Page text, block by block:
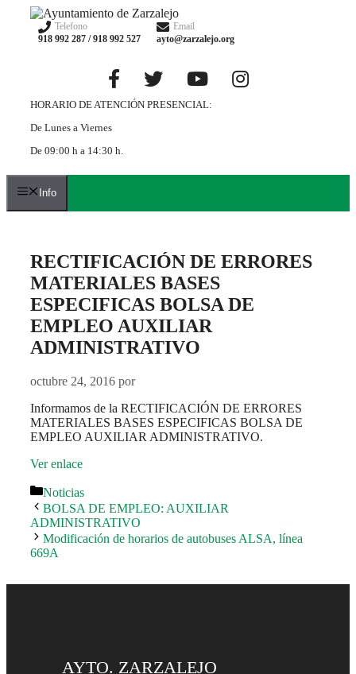
Saltar
contenido
Telefono
918 992 287 / 918 992 527
Email
ayto@zarzalejo.org
HORARIO DE ATENCIÓN PRESENCIAL:
De Lunes a Viernes
De 09:00 h a 14:30 h.
Info
RECTIFICACIÓN DE ERRORES
MATERIALES BASES
ESPECIFICAS BOLSA DE
EMPLEO AUXILIAR
ADMINISTRATIVO
octubre 24, 2016 por
Informamos de la RECTIFICACIÓN DE ERRORES
MATERIALES BASES ESPECIFICAS BOLSA DE
EMPLEO AUXILIAR ADMINISTRATIVO.
Ver enlace
Categorías
Noticias
BOLSA DE EMPLEO: AUXILIAR
ADMINISTRATIVO
Modificación de horarios de autobuses ALSA, línea
669A
AYTO. ZARZALEJO